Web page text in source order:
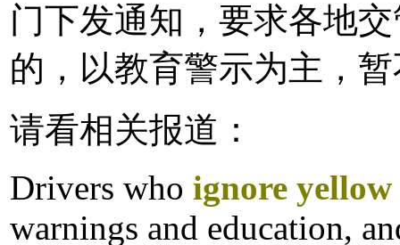
门下发通知，要求各地
的，以教育警示为主，
请看相关报道：
Drivers who ignore
warnings and education,